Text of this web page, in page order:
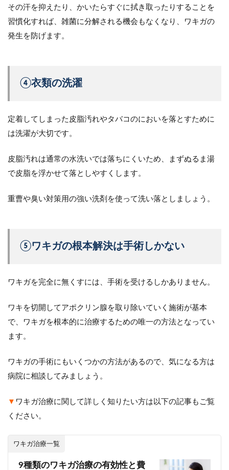
その汗を抑えたり、かいたらすぐに拭き取ったりすることを
習慣化すれば、雑菌に分解される機会もなくなり、ワキガの
発生を防げます。
④衣類の洗濯
定着してしまった皮脂汚れやタバコのにおいを落とすために
は洗濯が大切です。
皮脂汚れは通常の水洗いでは落ちにくいため、まずぬるま湯
で皮脂を浮かせて落としやすくします。
重曹や臭い対策用の強い洗剤を使って洗い落としましょう。
⑤ワキガの根本解決は手術しかない
ワキガを完全に無くすには、手術を受けるしかありません。
ワキを切開してアポクリン腺を取り除いていく施術が基本
で、ワキガを根本的に治療するための唯一の方法となってい
ます。
ワキガの手術にもいくつかの方法があるので、気になる方は
病院に相談してみましょう。
▼ ワキガ治療に関して詳しく知りたい方は以下の記事もご覧
ください。
ワキガ治療一覧
9種類のワキガ治療の有効性と費